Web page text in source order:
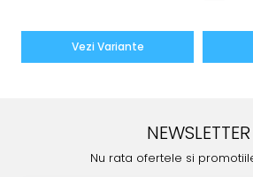
Vezi Variante
NEWSLETTER
Nu rata ofertele si